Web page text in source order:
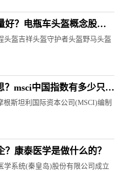
好？电瓶车头盔概念股票
头盔吉祥头盔守护者头盔野马头盔
？msci中国指数有多少只股
斯坦利国际资本公司(MSCI)编制
康泰医学是做什么的？
学系统(秦皇岛)股份有限公司成立